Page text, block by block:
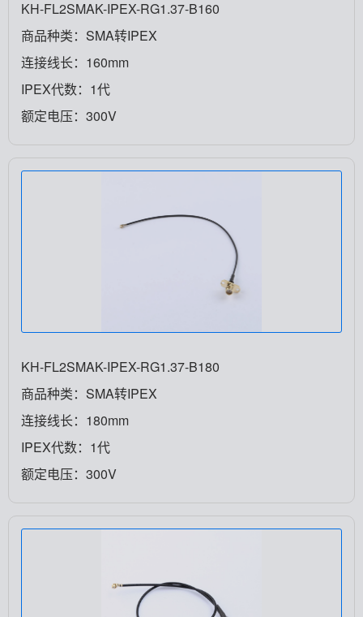
KH-FL2SMAK-IPEX-RG1.37-B160
商品种类：SMA转IPEX
连接线长：160mm
IPEX代数：1代
额定电压：300V
KH-FL2SMAK-IPEX-RG1.37-B180
商品种类：SMA转IPEX
连接线长：180mm
IPEX代数：1代
额定电压：300V